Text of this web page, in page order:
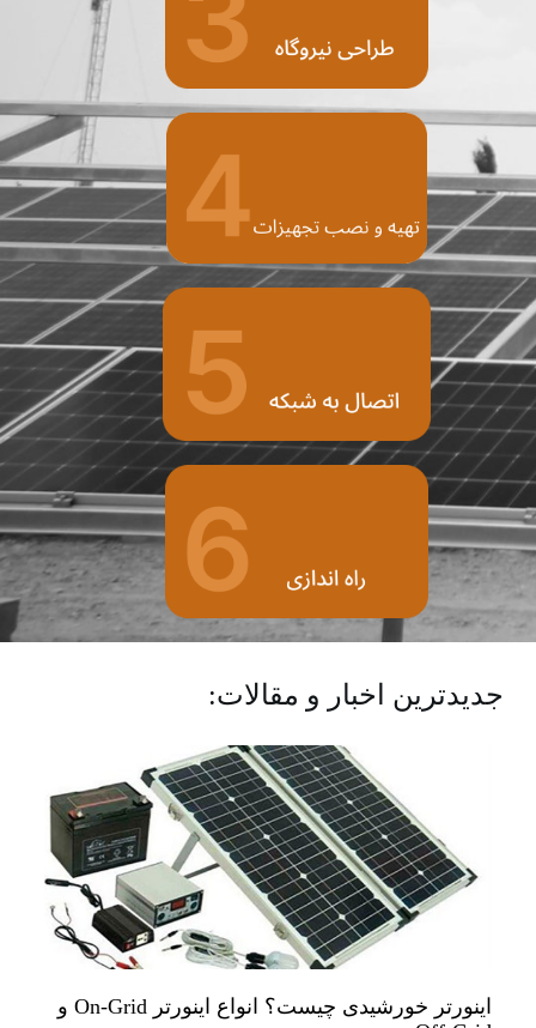
جدیدترین اخبار و مقالات:
اینورتر خورشیدی چیست؟ انواع اینورتر On-Grid و